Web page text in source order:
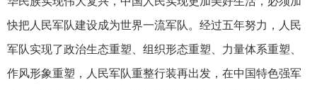
快把人民军队建设成为世界一流军队。经过五年努力，人民
军队实现了政治生态重塑、组织形态重塑、力量体系重塑、
作风形象重塑，人民军队重整行装再出发，在中国特色强军